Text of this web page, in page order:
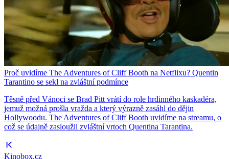
Proč uvidíme The Adventures of Cliff Booth na Netflixu? Quentin
Tarantino se sekl na zvláštní podmínce
Těsně před Vánoci se Brad Pitt vrátí do role hrdinného kaskadéra,
jemuž možná prošla vražda a který výrazně zasáhl do dějin
Hollywoodu. The Adventures of Cliff Booth uvidíme na streamu, o
což se údajně zasloužil zvláštní vrtoch Quentina Tarantina.
Kinobox.cz